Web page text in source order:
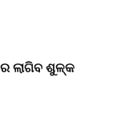
ଲାଗିବ ଶୁଳ୍କ